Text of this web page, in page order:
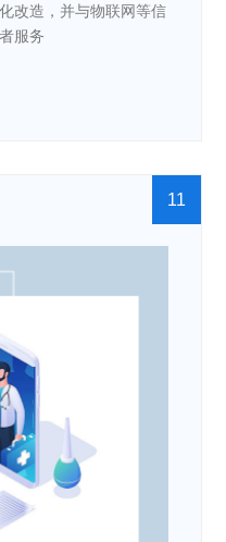
改造，并与物联网等信
服务
11